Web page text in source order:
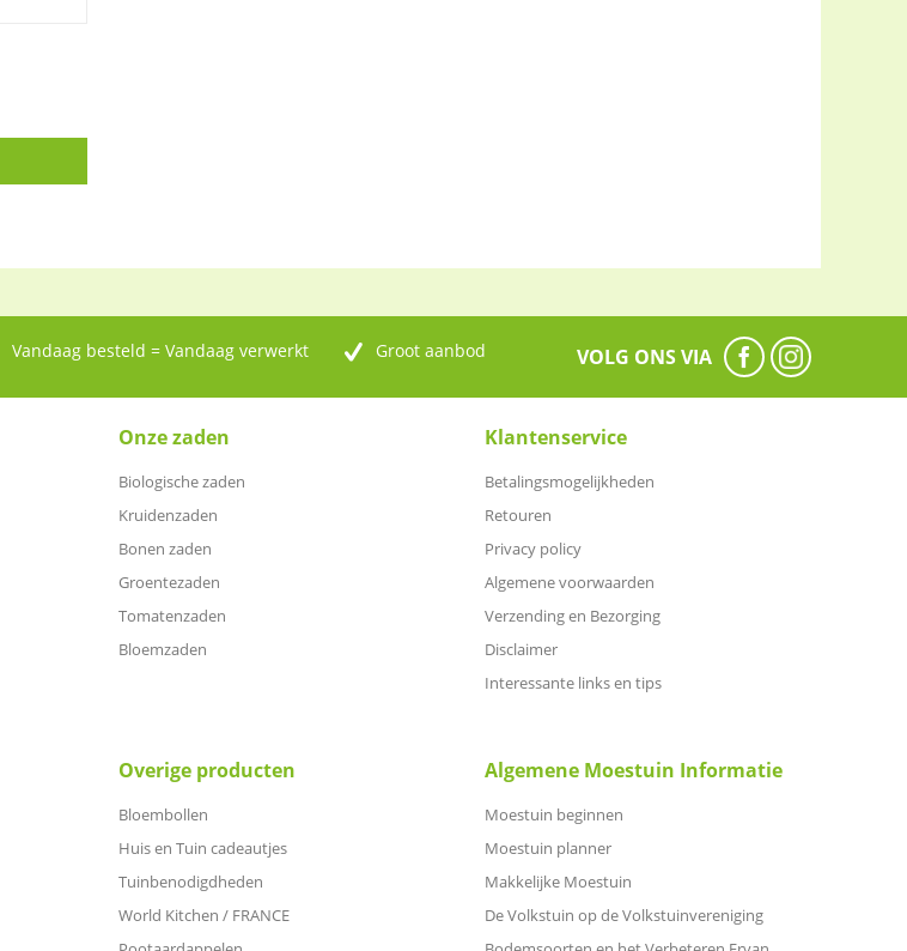
Vandaag besteld = Vandaag verwerkt Groot aanbod VOLG ONS VIA
Onze zaden
Biologische zaden
Kruidenzaden
Bonen zaden
Groentezaden
Tomatenzaden
Bloemzaden
Klantenservice
Betalingsmogelijkheden
Retouren
Privacy policy
Algemene voorwaarden
Verzending en Bezorging
Disclaimer
Interessante links en tips
Overige producten
Bloembollen
Huis en Tuin cadeautjes
Tuinbenodigdheden
World Kitchen / FRANCE
Algemene Moestuin Informatie
Moestuin beginnen
Moestuin planner
Makkelijke Moestuin
De Volkstuin op de Volkstuinvereniging